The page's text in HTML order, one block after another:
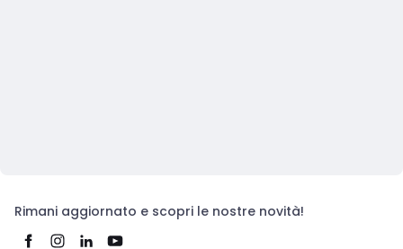
Rimani aggiornato e scopri le nostre novità!